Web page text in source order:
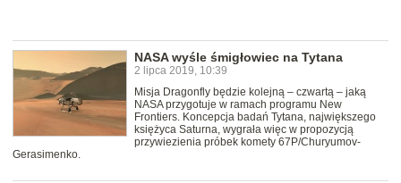
NASA wyśle śmigłowiec na Tytana
2 lipca 2019, 10:39
Misja Dragonfly będzie kolejną – czwartą – jaką
NASA przygotuje w ramach programu New
Frontiers. Koncepcja badań Tytana, największego
księżyca Saturna, wygrała więc w propozycją
przywiezienia próbek komety 67P/Churyumov-
Gerasimenko.